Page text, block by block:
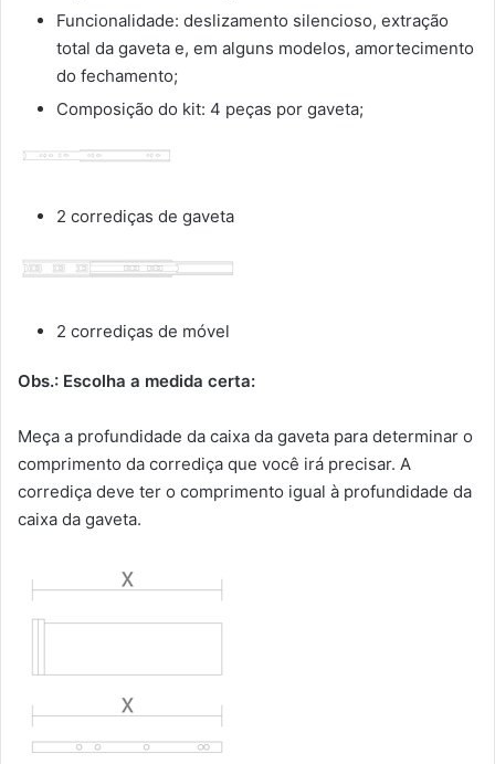
Funcionalidade: deslizamento silencioso, extração
total da gaveta e, em alguns modelos, amortecimento
do fechamento;
Composição do kit: 4 peças por gaveta;
2 corrediças de gaveta
2 corrediças de móvel
Obs.: Escolha a medida certa:
Meça a profundidade da caixa da gaveta para determinar o
comprimento da corrediça que você irá precisar. A
corrediça deve ter o comprimento igual à profundidade da
caixa da gaveta.